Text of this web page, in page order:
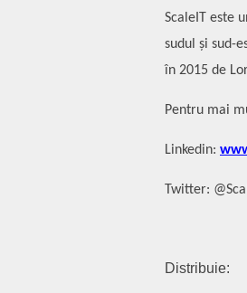
ScaleIT este
sudul și sud-
în 2015 de
Pentru mai
Linkedin:
Twitter:
Distribuie: